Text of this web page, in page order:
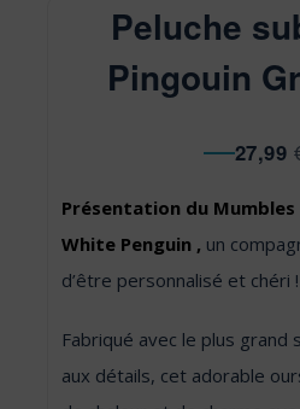
Peluche
Pingouin
27,99
Présentation du
White Penguin , un
d’être personnalisé et chéri !
Fabriqué avec le plus
aux détails, cet adorable